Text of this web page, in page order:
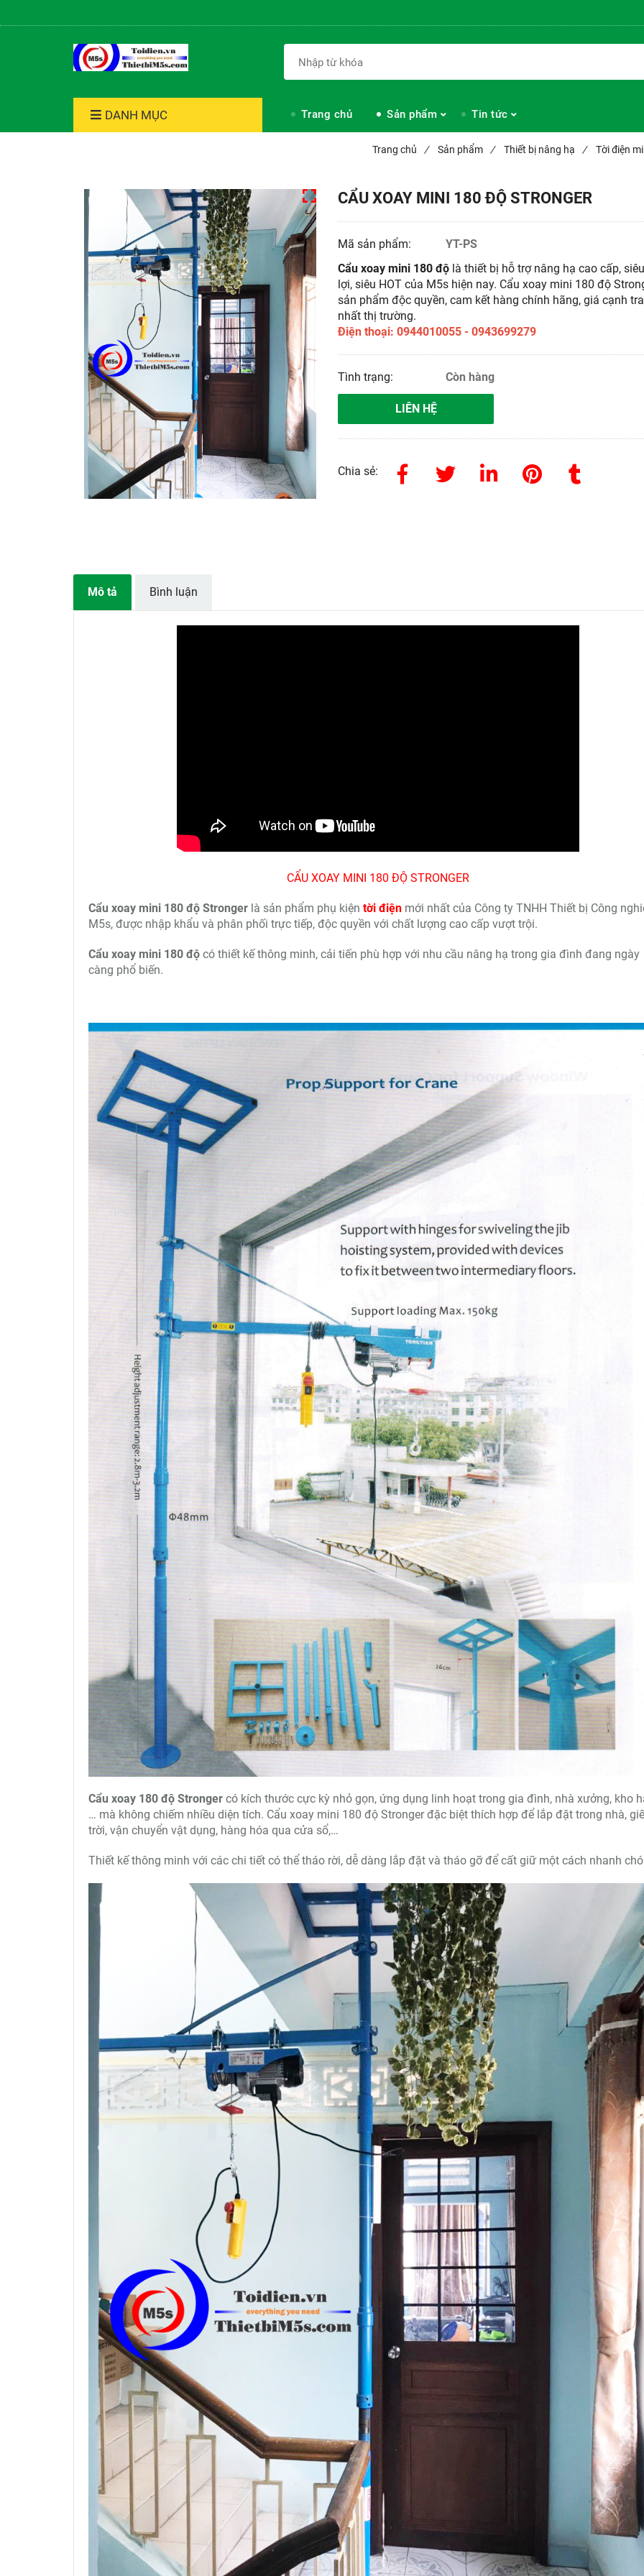
DANH MỤC Trang chủ Sản phẩm Tin tức
Trang chủ / Sản phẩm / Thiết bị nâng hạ / Tời điện
CẨU XOAY MINI 180 ĐỘ STRONGER
Mã sản phẩm:
YT-PS
Cẩu xoay mini 180 độ là thiết bị hỗ trợ nâng hạ cao cấp,
lợi, siêu HOT của M5s hiện nay. Cẩu xoay mini 180 độ
sản phẩm độc quyền, cam kết hàng chính hãng, giá cạnh
nhất thị trường.
Điện thoại: 0944010055 - 0943699279
Tình trạng: Còn hàng
LIÊN HỆ
Chia sẻ:
Mô tả Bình luận
CẨU XOAY MINI 180 ĐỘ STRONGER
Cẩu xoay mini 180 độ Stronger là sản phẩm phụ kiện tời điện mới nhất của Công ty TNHH Thiết bị Công
M5s, được nhập khẩu và phân phối trực tiếp, độc quyền với chất lượng cao cấp vượt trội.
Cẩu xoay mini 180 độ có thiết kế thông minh, cải tiến phù hợp với nhu cầu nâng hạ trong gia đình đang ngày
càng phổ biến.
Cẩu xoay 180 độ Stronger có kích thước cực kỳ nhỏ gọn, ứng dụng linh hoạt trong gia đình, nhà xưởng, kho
… mà không chiếm nhiều diện tích. Cẩu xoay mini 180 độ Stronger đặc biệt thích hợp để lắp đặt trong nhà,
trời, vận chuyển vật dụng, hàng hóa qua cửa sổ,…
Thiết kế thông minh với các chi tiết có thể tháo rời, dễ dàng lắp đặt và tháo gỡ để cất giữ một cách nhanh